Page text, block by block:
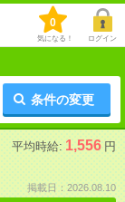
0
気になる！ ログイン
条件の変更
平均時給: 1,556 円
掲載日：2026.08.10